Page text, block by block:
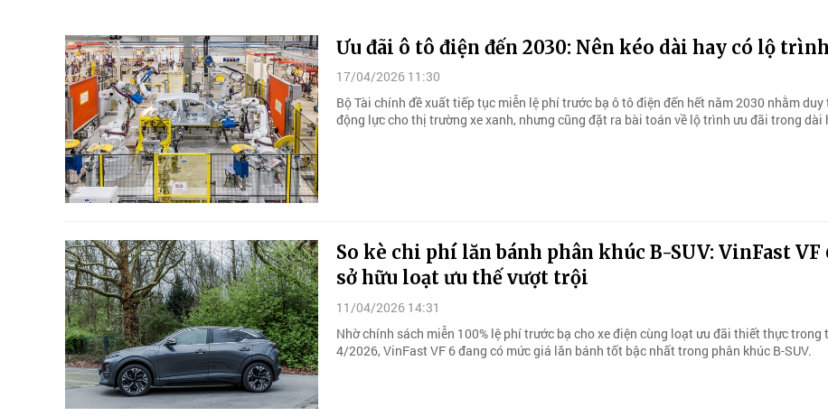
Ưu đãi ô tô điện đến 2030: Nên kéo dài hay có lộ
17/04/2026 11:30
Bộ Tài chính đề xuất tiếp tục miễn lệ phí trước bạ ô tô điện đến hết năm 2030 nhằm duy
động lực cho thị trường xe xanh, nhưng cũng đặt ra bài toán về lộ trình ưu đãi trong dài
So kè chi phí lăn bánh phân khúc B-SUV: VinFast VF
sở hữu loạt ưu thế vượt trội
11/04/2026 14:31
Nhờ chính sách miễn 100% lệ phí trước bạ cho xe điện cùng loạt ưu đãi thiết thực trong
4/2026, VinFast VF 6 đang có mức giá lăn bánh tốt bậc nhất trong phân khúc B-SUV.